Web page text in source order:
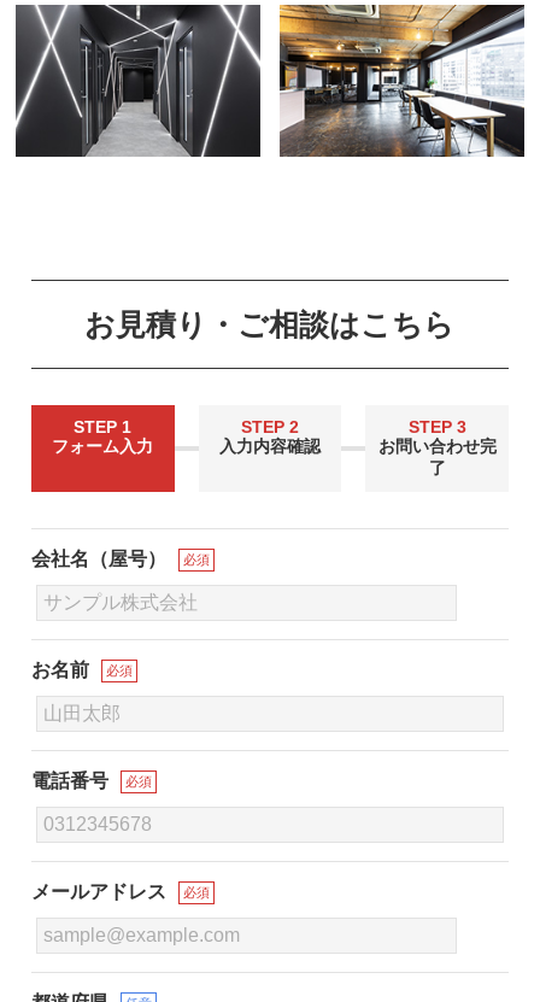
お見積り・ご相談はこちら
STEP 1
フォーム入力
STEP 2
入力内容確認
STEP 3
お問い合わせ完
了
会社名（屋号） 必須
お名前 必須
電話番号 必須
メールアドレス 必須